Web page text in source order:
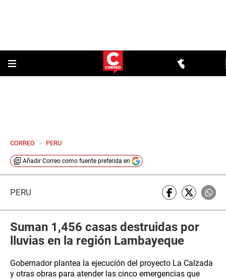
CORREO > PERU
Añadir Correo como fuente preferida en
PERÚ
Suman 1,456 casas destruidas por
lluvias en la región Lambayeque
Gobernador plantea la ejecución del proyecto La Calzada
y otras obras para atender las cinco emergencias que